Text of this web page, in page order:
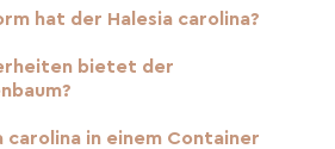
hat der Halesia carolina?
bietet der
carolina in einem Container